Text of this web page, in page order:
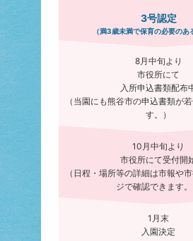
3号認定
（満3歳未満で保育の必要のあ
8月中旬より
市役所にて
入所申込書類配布
（当園にも熊谷市の申込書類が
す。）
10月中旬より
市役所にて受付開
（日程・場所等の詳細は市報や
ジで確認できます。
1月末
入園決定